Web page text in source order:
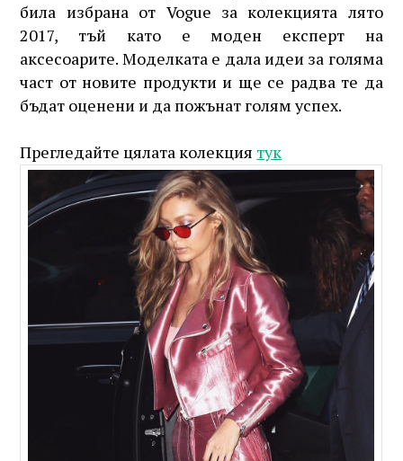
била избрана от Vogue за колекцията лято
2017, тъй като е моден експерт на
аксесоарите. Моделката е дала идеи за голяма
част от новите продукти и ще се радва те да
бъдат оценени и да пожънат голям успех.
Прегледайте цялата колекциятук